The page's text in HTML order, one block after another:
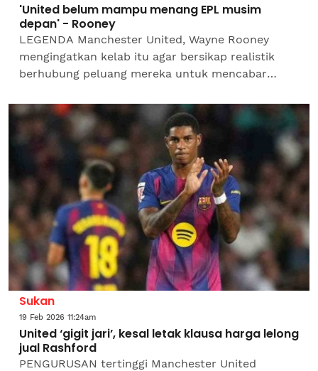
'United belum mampu menang EPL musim
depan' - Rooney
LEGENDA Manchester United, Wayne Rooney
mengingatkan kelab itu agar bersikap realistik
berhubung peluang mereka untuk mencabar
depan meskipun menunjukkan...
Sukan
19 Feb 2026 11:24am
United ‘gigit jari’, kesal letak klausa harga lelong
jual Rashford
PENGURUSAN tertinggi Manchester United